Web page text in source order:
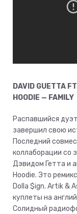
DAVID GUETTA
HOODIE — FAMILY
Распавшийся
завершил свою
Последний
коллаборации со
Дэвидом Гетта и
Hoodie. Это
Dolla $ign. Artik &
куплеты на
Солидный